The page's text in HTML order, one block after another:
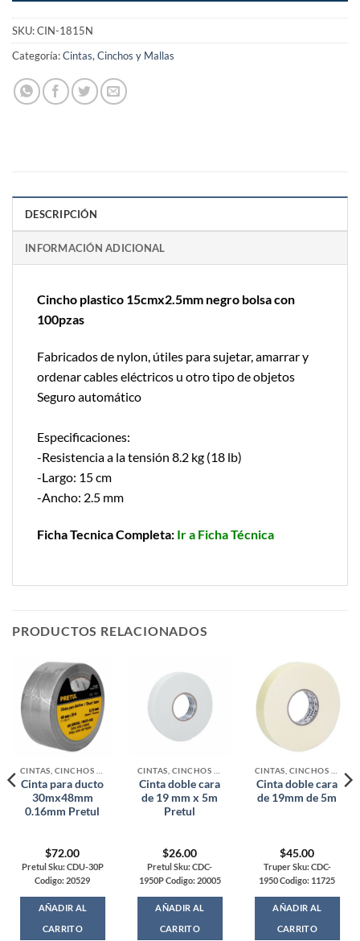
SKU:CIN-1815N
Categoría:Cintas, Cinchos y Mallas
DESCRIPCIÓN
INFORMACIÓN ADICIONAL
Cincho plastico 15cmx2.5mm negro bolsa con
100pzas
Fabricados de nylon, útiles para sujetar, amarrar y
ordenar cables eléctricos u otro tipo de objetos
Seguro automático
Especificaciones:
-Resistencia a la tensión 8.2 kg (18 lb)
-Largo: 15 cm
-Ancho: 2.5 mm
Ficha Tecnica Completa: Ir a Ficha Técnica
PRODUCTOS RELACIONADOS
Cinta para ducto
30mx48mm
0.16mm Pretul
$72.00
Pretul Sku: CDU-30P
Codigo: 20529
AÑADIR AL
CARRITO
Cinta doble cara
de 19 mm x 5m
Pretul
$26.00
Pretul Sku: CDC-
1950P Codigo: 20005
AÑADIR AL
CARRITO
Cinta doble cara
de 19mm de 5m
$45.00
Truper Sku: CDC-
1950 Codigo: 11725
AÑADIR AL
CARRITO